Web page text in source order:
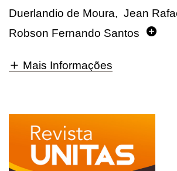
Duerlandio de Moura, Jean
Robson Fernando Santos
Mais Informações